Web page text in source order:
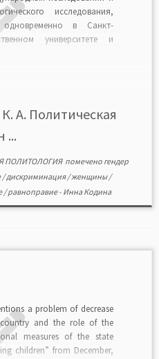
исследования,
одновременно в Санкт-
университете и
в политике при
сознании гендерных
А. Политическая
...
ПОЛИТОЛОГИЯ помечено гендер
/дискриминация/женщины/
/равноправие- Инна Кодина
a problem of decrease
and the role of the
measures of the state
children” from December,